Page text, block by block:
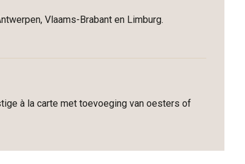
Vlaams-Brabant en Limburg.
à la carte met toevoeging van oesters of